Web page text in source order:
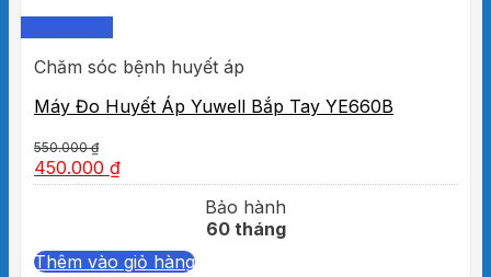
Chăm sóc bệnh huyết áp
Máy Đo Huyết Áp Yuwell Bắp Tay YE660B
550.000₫
450.000 ₫
Bảo hành
60 tháng
Thêm vào giỏ hàng